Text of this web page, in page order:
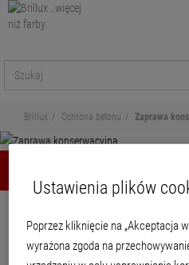
Brillux Ochrona betonu Zaprawa
Ustawienia plików
Poprzez kliknięcie na „Akceptacja
wyrażona zgoda na